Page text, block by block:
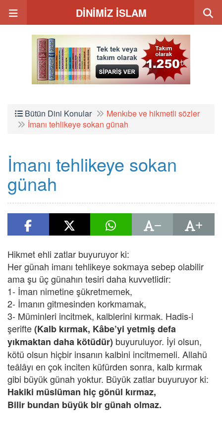
DİNİMİZ İSLAM
Bütün Dini Konular
Menkıbe ve hikmetli sözler
İmanı tehlikeye sokan günah
İmanı tehlikeye sokan
günah
Hikmet ehli zatlar buyuruyor ki:
Her günah imanı tehlikeye sokmaya sebep olabilir
ama şu üç günahın tesiri daha kuvvetlidir:
1- İman nimetine şükretmemek,
2- İmanın gitmesinden korkmamak,
3- Müminleri incitmek, kalblerini kırmak. Hadis-i
şerifte(Kalb kırmak, Kâbe’yi yetmiş defa
yıkmaktan daha kötüdür) buyuruluyor. İyi olsun,
kötü olsun hiçbir insanın kalbini incitmemeli. Allahü
teâlâyı en çok inciten küfürden sonra, kalb kırmak
gibi büyük günah yoktur. Büyük zatlar buyuruyor ki:
Hakiki müslüman hiç gönül kırmaz,
Bilir bundan büyük bir günah olmaz.